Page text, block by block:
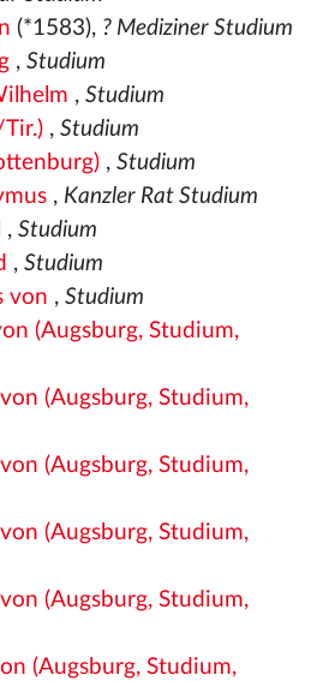
(*1583), ? Mediziner Studium
, Studium
, Studium
, Studium
, Studium
, Kanzler Rat Studium
, Studium
, Studium
von , Studium
(Augsburg, Studium,
(Augsburg, Studium,
(Augsburg, Studium,
(Augsburg, Studium,
(Augsburg, Studium,
(Augsburg, Studium,